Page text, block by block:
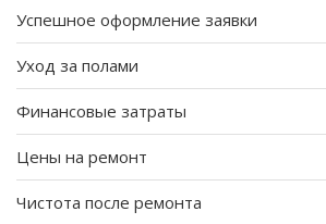
Успешное оформление заявки
Уход за полами
Финансовые затраты
Цены на ремонт
Чистота после ремонта